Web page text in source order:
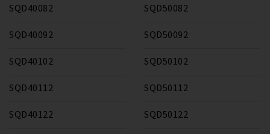
SQD40082
SQD40092
SQD40102
SQD40112
SQD40122
SQD50082
SQD50092
SQD50102
SQD50112
SQD50122